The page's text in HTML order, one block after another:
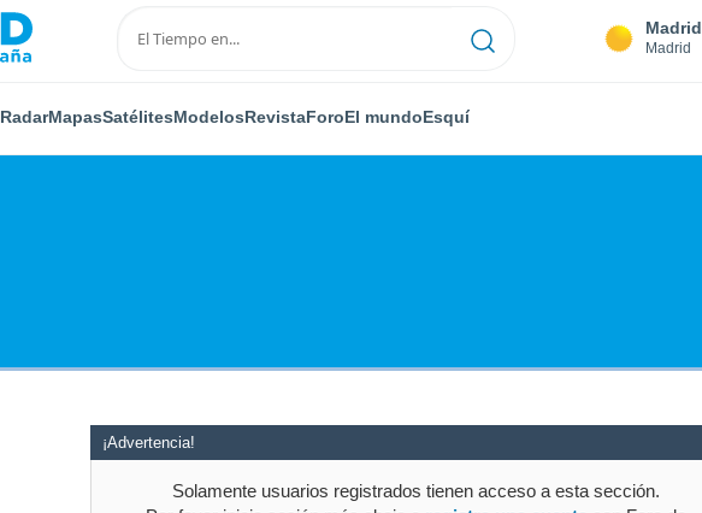
Madrid
Madrid
RadarMapasSatélitesModelosRevistaForoEl mundoEsquí
¡Advertencia!
Solamente usuarios registrados tienen acceso a esta sección.